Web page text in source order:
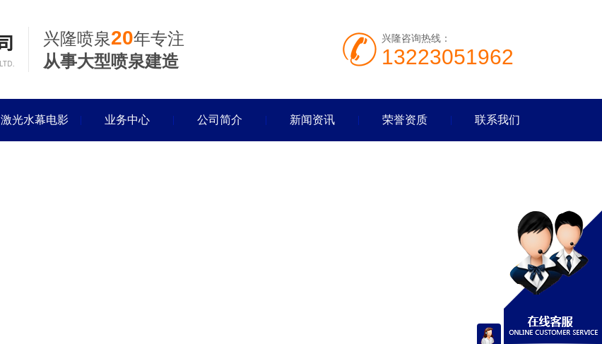
兴隆喷泉20年专注
从事大型喷泉建造
兴隆咨询热线：
13223051962
激光水幕电影 业务中心 公司简介 新闻资讯 荣誉资质 联系我们